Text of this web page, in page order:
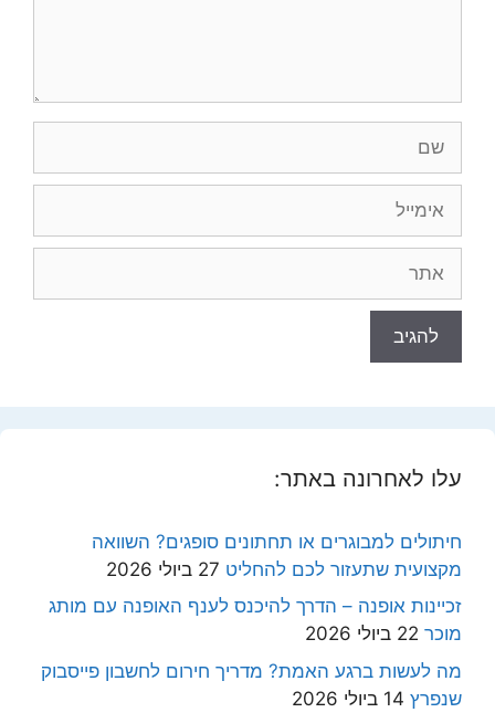
עלו לאחרונה באתר:
חיתולים למבוגרים או תחתונים סופגים? השוואה
מקצועית שתעזור לכם להחליט 27 ביולי 2026
זכיינות אופנה – הדרך להיכנס לענף האופנה עם מותג
מוכר 22 ביולי 2026
מה לעשות ברגע האמת? מדריך חירום לחשבון פייסבוק
שנפרץ 14 ביולי 2026